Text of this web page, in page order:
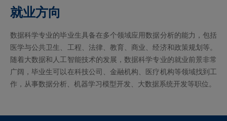
就业方向
数据科学专业的毕业生具备在多个领域应用数据分析的能力，包括
医学与公共卫生、工程、法律、教育、商业、经济和政策规划等。
随着大数据和人工智能技术的发展，数据科学专业的就业前景非常
广阔，毕业生可以在科技公司、金融机构、医疗机构等领域找到工
作，从事数据分析、机器学习模型开发、大数据系统开发等职位。